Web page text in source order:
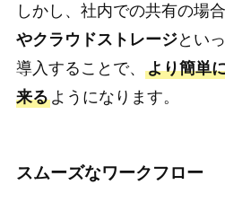
しかし、社内での共有の場合
やクラウドストレージとい
導入することで、 より簡単
来るようになります。
スムーズなワークフロー